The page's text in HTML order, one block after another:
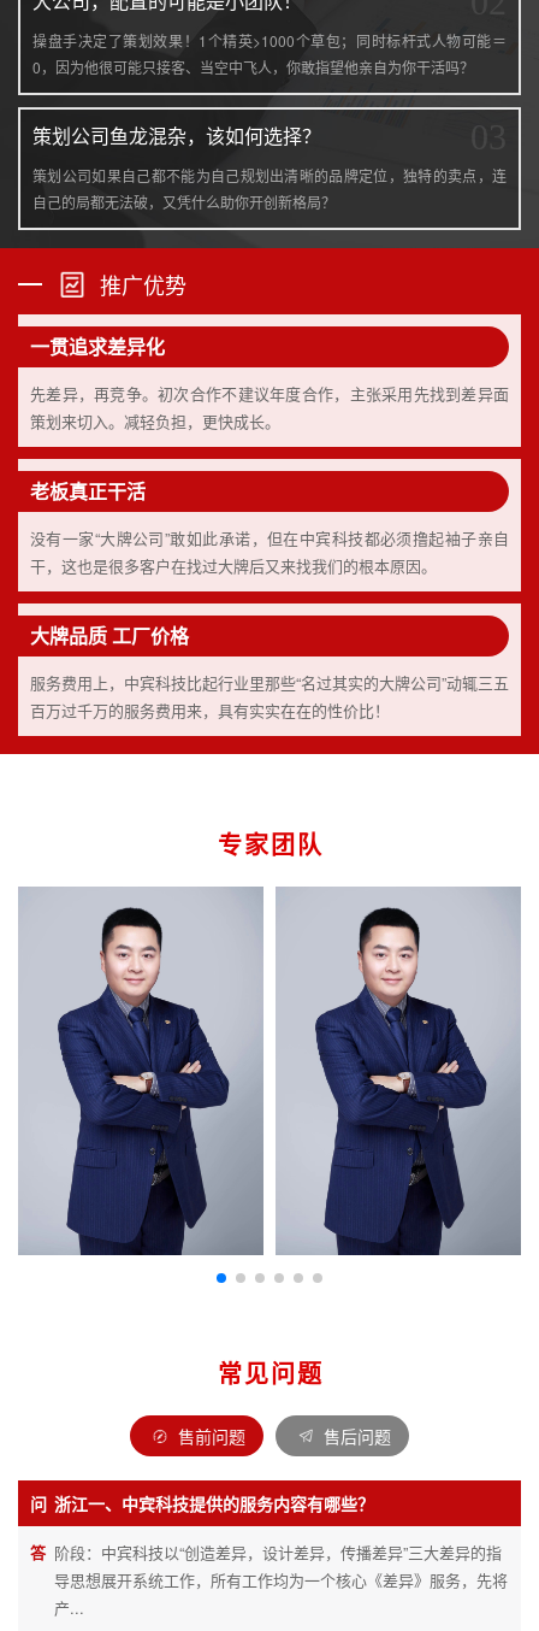
操盘手决定了策划效果！1个精英>1000个草包；同时标杆式人物可能＝
0，因为他很可能只接客、当空中飞人，你敢指望他亲自为你干活吗？
03
策划公司鱼龙混杂，该如何选择？
策划公司如果自己都不能为自己规划出清晰的品牌定位，独特的卖点，连
自己的局都无法破，又凭什么助你开创新格局？
推广优势
一贯追求差异化
先差异，再竞争。初次合作不建议年度合作，主张采用先找到差异面
策划来切入。减轻负担，更快成长。
老板真正干活
没有一家“大牌公司”敢如此承诺，但在中宾科技都必须撸起袖子亲自
干，这也是很多客户在找过大牌后又来找我们的根本原因。
大牌品质 工厂价格
服务费用上，中宾科技比起行业里那些“名过其实的大牌公司”动辄三五
百万过千万的服务费用来，具有实实在在的性价比！
专家团队
常见问题
售前问题 售后问题
问 浙江一、中宾科技提供的服务内容有哪些？
答 阶段：中宾科技以“创造差异，设计差异，传播差异”三大差异的指
导思想展开系统工作，所有工作均为一个核心《差异》服务，先将
产...